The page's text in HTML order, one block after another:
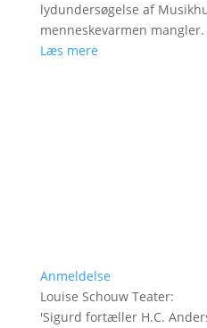
lydundersøgelse af
menneskevarmen mangler.
Læs mere
Anmeldelse
Louise Schouw Teater:
'Sigurd fortæller H.C.